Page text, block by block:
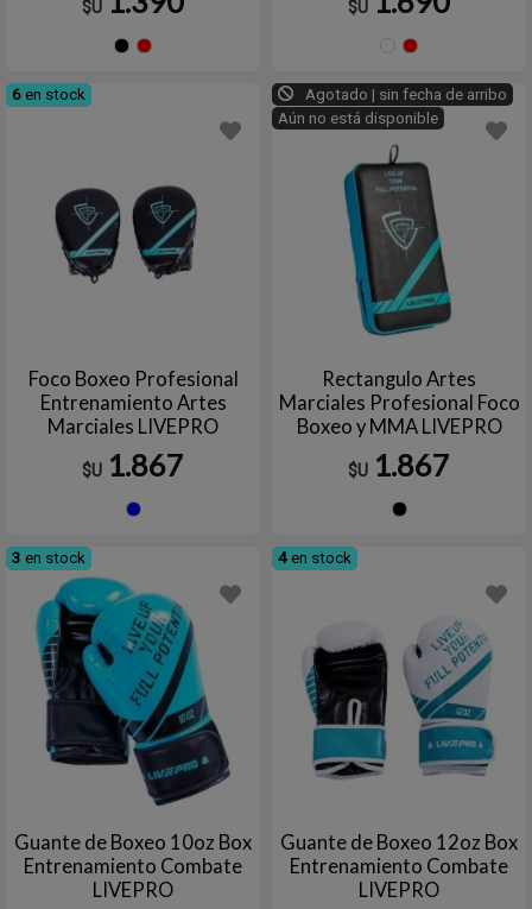
$U $U
6 en stock
Foco Boxeo Profesional
Entrenamiento Artes
Marciales LIVEPRO
$U 1.867
Agotado | sin fecha de arribo
Aún no está disponible
Rectangulo Artes
Marciales Profesional Foco
Boxeo y MMA LIVEPRO
$U 1.867
3 en stock
Guante de Boxeo 10oz Box
Entrenamiento Combate
LIVEPRO
4 en stock
Guante de Boxeo 12oz Box
Entrenamiento Combate
LIVEPRO